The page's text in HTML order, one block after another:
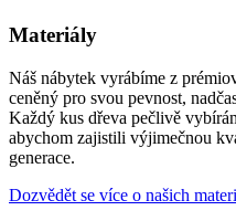
Materiály
Náš nábytek vyrábíme z
ceněný pro svou pevnost,
Každý kus dřeva pečlivě
abychom zajistili výjimečnou
generace.
Dozvědět se více o našich